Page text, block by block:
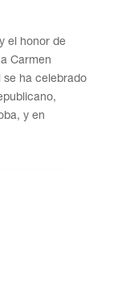
el honor de
Carmen
se ha celebrado
y en